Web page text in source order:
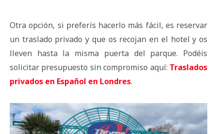
Otra opción, si preferís hacerlo más fácil, es reservar
un traslado privado y que os recojan en el hotel y os
lleven hasta la misma puerta del parque. Podéis
solicitar presupuesto sin compromiso aquí: Traslados
privados en Español en Londres.